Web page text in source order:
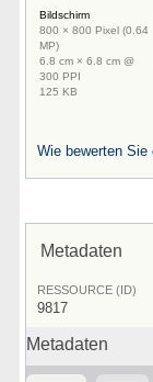
Bildschirm
800 × 800 Pixel (0.64
MP)
6.8 cm × 6.8 cm @
300 PPI
125 KB
Wie bewerten Sie
Metadaten
RESSOURCE (ID)
9817
Metadaten